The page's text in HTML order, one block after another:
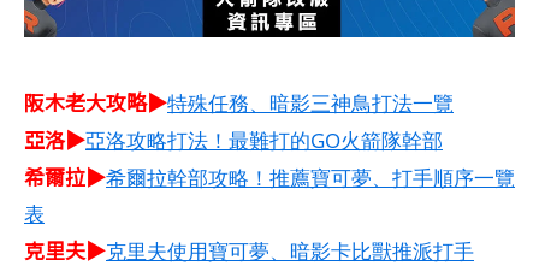
阪木老大攻略▶特殊任務、暗影三神鳥打法一覽
亞洛▶亞洛攻略打法！最難打的GO火箭隊幹部
希爾拉▶希爾拉幹部攻略！推薦寶可夢、打手順序一覽
表
克里夫▶克里夫使用寶可夢、暗影卡比獸推派打手